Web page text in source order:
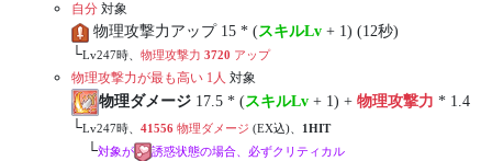
自分 対象
物理攻撃力アップ 15 * (スキルLv + 1) (12秒)
└Lv247時、 物理攻撃力 3720 アップ
物理攻撃力が最も高い 1人 対象
物理ダメージ 17.5 * (スキルLv + 1) + 物理攻撃力 * 1.4
└Lv247時、 41556 物理ダメージ (EX込)、 1HIT
└対象が 誘惑状態の場合、必ずクリティカル